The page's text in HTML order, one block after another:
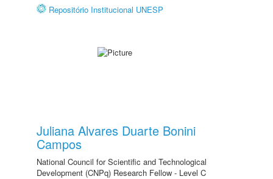
Repositório Institucional UNESP
Juliana Alvares Duarte Bonini
Campos
National Council for Scientific and Technological
Development (CNPq) Research Fellow - Level C